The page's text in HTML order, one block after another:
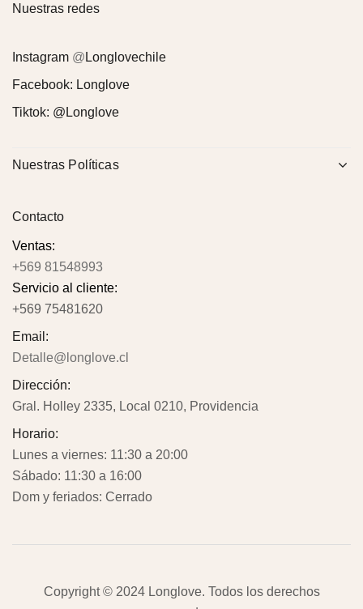
Nuestras redes
Instagram @ Longlovechile
Facebook: Longlove
Tiktok: @Longlove
Nuestras Políticas
Contacto
Ventas:
+569 81548993
Servicio al cliente:
+569 75481620
Email:
Detalle@longlove.cl
Dirección:
Gral. Holley 2335, Local 0210, Providencia
Horario:
Lunes a viernes: 11:30 a 20:00
Sábado: 11:30 a 16:00
Dom y feriados: Cerrado
Copyright © 2024 Longlove. Todos los derechos